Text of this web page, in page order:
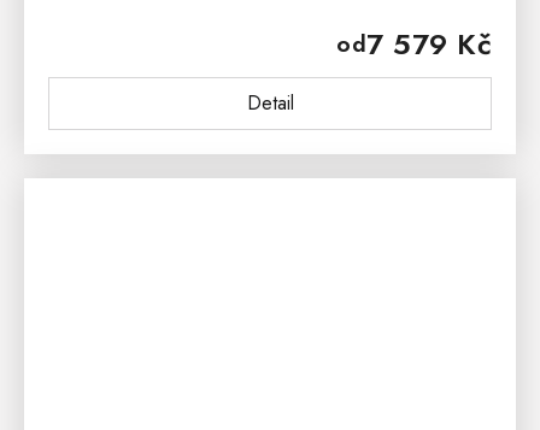
od7 579 Kč
Detail